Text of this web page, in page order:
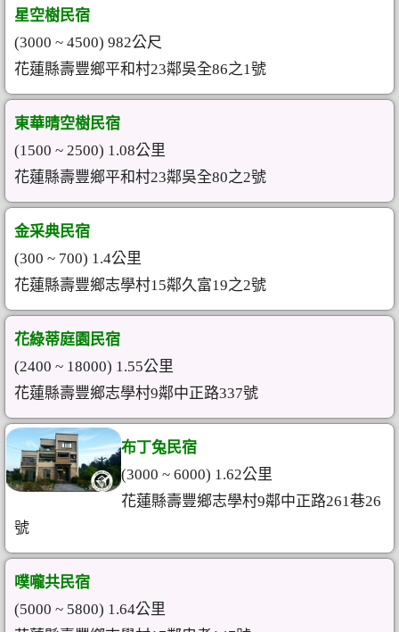
星空樹民宿
(3000 ~ 4500) 982公尺
花蓮縣壽豐鄉平和村23鄰吳全86之1號
東華晴空樹民宿
(1500 ~ 2500) 1.08公里
花蓮縣壽豐鄉平和村23鄰吳全80之2號
金采典民宿
(300 ~ 700) 1.4公里
花蓮縣壽豐鄉志學村15鄰久富19之2號
花綠蒂庭園民宿
(2400 ~ 18000) 1.55公里
花蓮縣壽豐鄉志學村9鄰中正路337號
布丁兔民宿
(3000 ~ 6000) 1.62公里
花蓮縣壽豐鄉志學村9鄰中正路261巷26
號
噗嚨共民宿
(5000 ~ 5800) 1.64公里